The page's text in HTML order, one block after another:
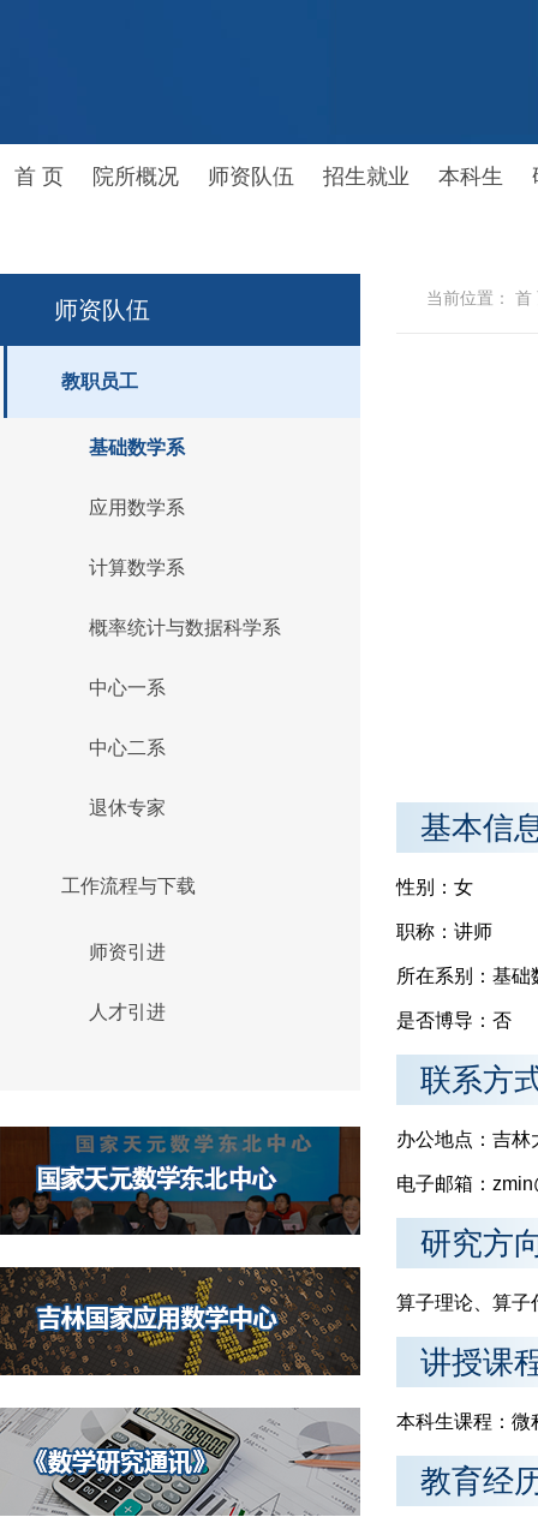
首 页 院所概况 师资队伍 招生就业 本科生
师资队伍
教职员工
基础数学系
应用数学系
计算数学系
概率统计与数据科学系
中心一系
中心二系
退休专家
工作流程与下载
师资引进
人才引进
当前位置： 首
基本信
性别：女
职称：讲师
所在系别：基础
是否博导：否
联系方
办公地点：吉林
电子邮箱：
研究方
算子理论、算子
讲授课
本科生课程：微
教育经